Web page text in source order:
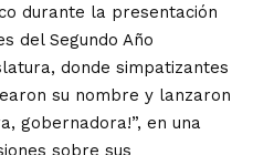
durante la presentación
del Segundo Año
donde simpatizantes
su nombre y lanzaron
gobernadora!”, en una
sobre sus